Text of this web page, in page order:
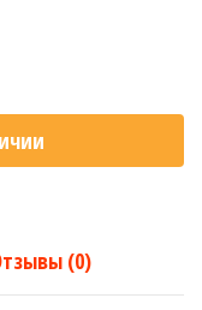
(0)